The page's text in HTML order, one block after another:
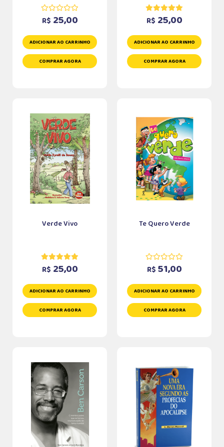
R$ 25,00
ADICIONAR AO CARRINHO
COMPRAR AGORA
R$ 25,00
ADICIONAR AO CARRINHO
COMPRAR AGORA
Verde Vivo
R$ 25,00
ADICIONAR AO CARRINHO
COMPRAR AGORA
Te Quero Verde
R$ 51,00
ADICIONAR AO CARRINHO
COMPRAR AGORA